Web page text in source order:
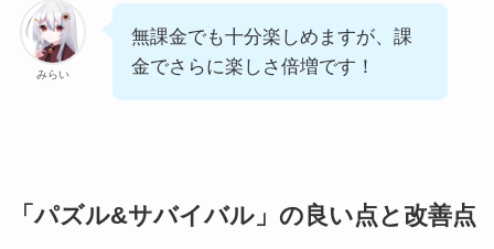
みらい
無課金でも十分楽しめますが、課
金でさらに楽しさ倍増です！
「パズル&サバイバル」の良い点と改善点